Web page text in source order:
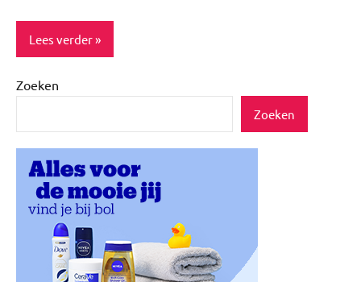
Lees verder
ADV
Gezond
leven
Healthy
Lifestyle
Spiritualiteit
Zoeken
Zoeken